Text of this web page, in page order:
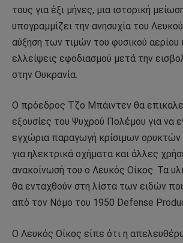
τους για έξι μήνες, μια ιστορική
υπογραμμίζει την ανησυχία του
αύξηση των τιμών του φυσικού αερίου
ελλείψεις εφοδιασμού μετά την
στην Ουκρανία.
Ο πρόεδρος Τζο Μπάιντεν θα
εξουσίες του Ψυχρού Πολέμου για να
εγχώρια παραγωγή κρίσιμων ορυκτών
για ηλεκτρικά οχήματα και άλλες
ανακοίνωσή του ο Λευκός Οίκος. Τα
θα ενταχθούν στη λίστα των ειδών
από τον Νόμο του 1950 Defense
Ο Λευκός Οίκος είπε ότι η